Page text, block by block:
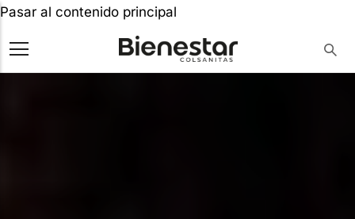
Pasar al contenido principal